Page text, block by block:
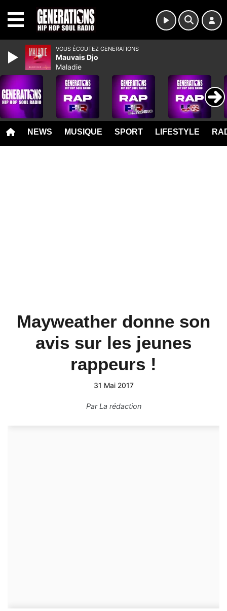
NEWS MUSIQUE SPORT LIFESTYLE
Mayweather donne son
avis sur les jeunes
rappeurs !
31 Mai 2017
ParLa rédaction
VOUS ÉCOUTEZ GENERATIONS
Mauvais Djo
Maladie